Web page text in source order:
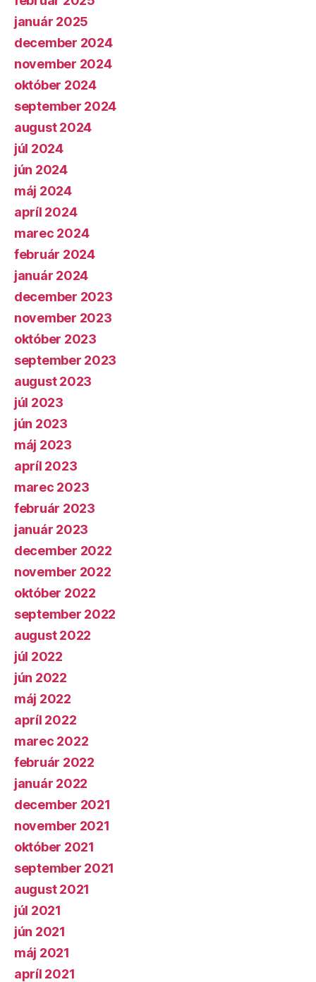
január 2025
december 2024
november 2024
október 2024
september 2024
august 2024
júl 2024
jún 2024
máj 2024
apríl 2024
marec 2024
február 2024
január 2024
december 2023
november 2023
október 2023
september 2023
august 2023
júl 2023
jún 2023
máj 2023
apríl 2023
marec 2023
február 2023
január 2023
december 2022
november 2022
október 2022
september 2022
august 2022
júl 2022
jún 2022
máj 2022
apríl 2022
marec 2022
február 2022
január 2022
december 2021
november 2021
október 2021
september 2021
august 2021
júl 2021
jún 2021
máj 2021
apríl 2021